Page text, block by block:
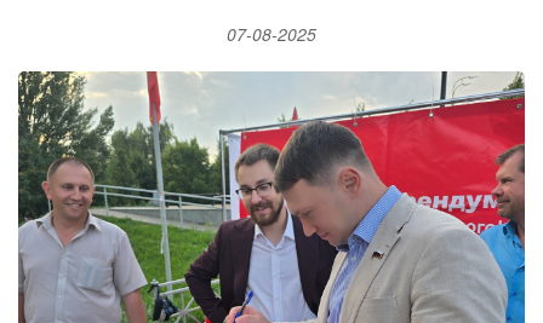
07-08-2025